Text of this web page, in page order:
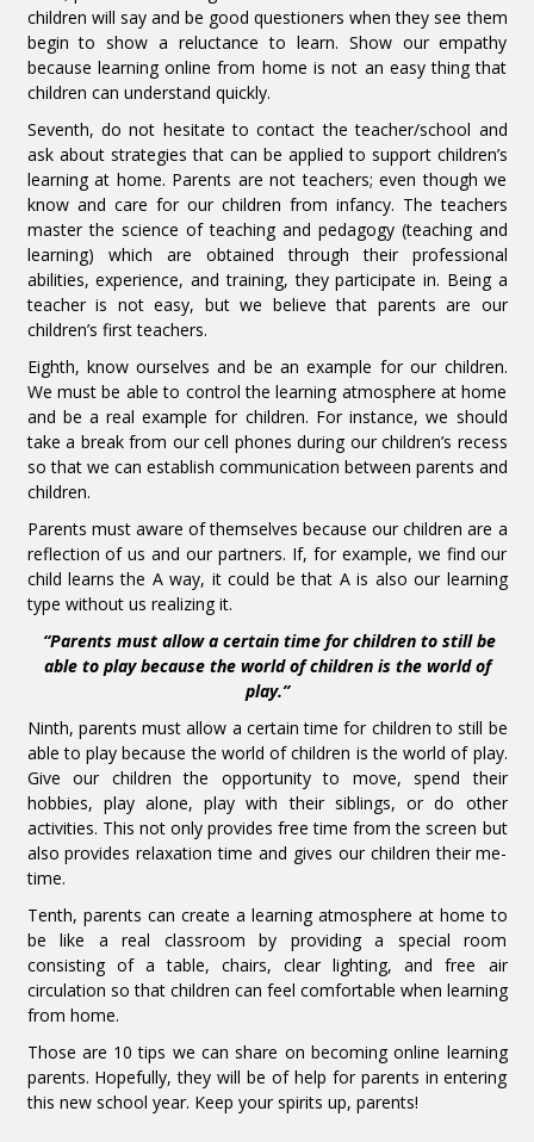
children will say and be good questioners when they see them
begin to show a reluctance to learn. Show our empathy
because learning online from home is not an easy thing that
children can understand quickly.
Seventh, do not hesitate to contact the teacher/school and
ask about strategies that can be applied to support children’s
learning at home. Parents are not teachers; even though we
know and care for our children from infancy. The teachers
master the science of teaching and pedagogy (teaching and
learning) which are obtained through their professional
abilities, experience, and training, they participate in. Being a
teacher is not easy, but we believe that parents are our
children’s first teachers.
Eighth, know ourselves and be an example for our children.
We must be able to control the learning atmosphere at home
and be a real example for children. For instance, we should
take a break from our cell phones during our children’s recess
so that we can establish communication between parents and
children.
Parents must aware of themselves because our children are a
reflection of us and our partners. If, for example, we find our
child learns the A way, it could be that A is also our learning
type without us realizing it.
“Parents must allow a certain time for children to still be
able to play because the world of children is the world of
play.”
Ninth, parents must allow a certain time for children to still be
able to play because the world of children is the world of play.
Give our children the opportunity to move, spend their
hobbies, play alone, play with their siblings, or do other
activities. This not only provides free time from the screen but
also provides relaxation time and gives our children their me-
time.
Tenth, parents can create a learning atmosphere at home to
be like a real classroom by providing a special room
consisting of a table, chairs, clear lighting, and free air
circulation so that children can feel comfortable when learning
from home.
Those are 10 tips we can share on becoming online learning
parents. Hopefully, they will be of help for parents in entering
this new school year. Keep your spirits up, parents!